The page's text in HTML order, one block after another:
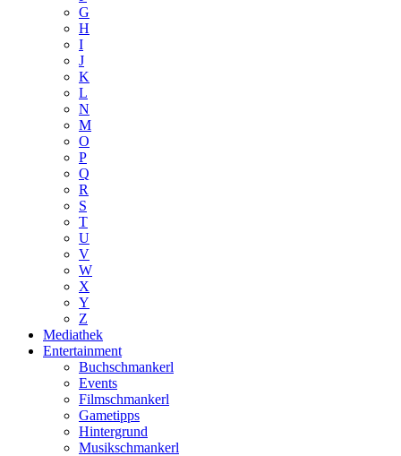
G
H
I
J
K
L
N
M
O
P
Q
R
S
T
U
V
W
X
Y
Z
Mediathek
Entertainment
Buchschmankerl
Events
Filmschmankerl
Gametipps
Hintergrund
Musikschmankerl